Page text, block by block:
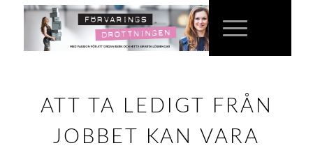
ATT TA LEDIGT FRÅN
JOBBET KAN VARA